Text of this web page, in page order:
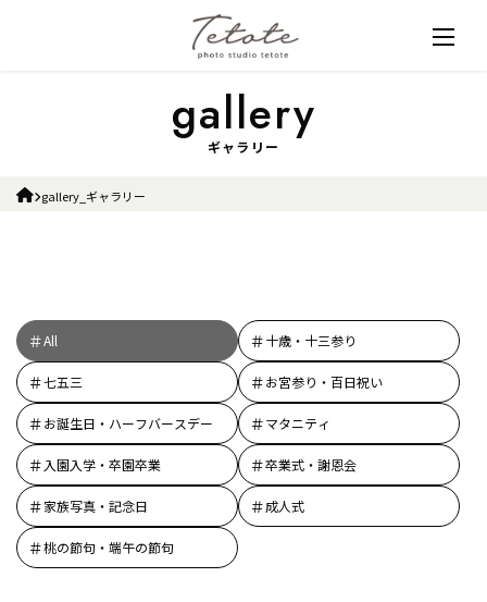
ギャラリー
gallery_ギャラリー
All 十歳・十三参り
七五三 お宮参り・百日祝い
お誕生日・ハーフバースデー マタニティ
入園入学・卒園卒業 卒業式・謝恩会
家族写真・記念日 成人式
桃の節句・端午の節句